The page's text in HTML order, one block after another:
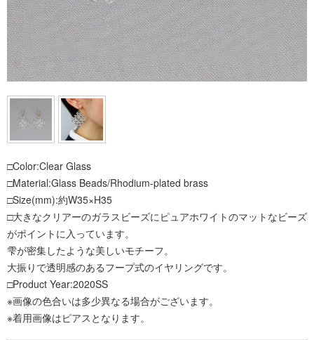
□Color:Clear Glass
□Material:Glass Beads/Rhodium-plated brass
□Size(mm):約W35×H35
□大きなクリアーのガラスビーズにピュアホワイトのマットなビーズ
がポイントに入っています。
雫が密集したような美しいモチーフ。
大振りで透明感のあるフープ式のイヤリングです。
□Product Year:2020SS
※画像の色合いは多少異なる場合がございます。
※着用画像はピアスとなります。